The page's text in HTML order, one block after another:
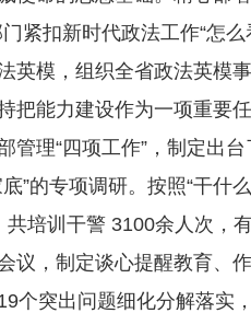
紧扣新时代政法工作“怎
英模，组织全省政法英模
把能力建设作为一项重要
管理“四项工作”，制定出
”的专项调研。按照“干什
培训干警 3100余人次，
议，制定谈心提醒教育、
个突出问题细化分解落实